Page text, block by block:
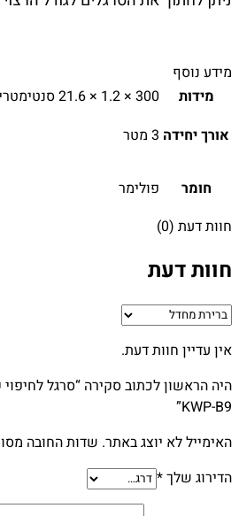
מידע נוסף
מידות
300 × 1.2 × 21.6 סנטימטרים
אורך יחידה 3 מטר
חומר
פולימר
חוות דעת (0)
חוות דעת
אין עדיין חוות דעת.
היה הראשון לכתוב סקירה “סרגל
KWP-B9”
האימייל לא יוצג באתר. שדות החובה
הדירוג שלך*